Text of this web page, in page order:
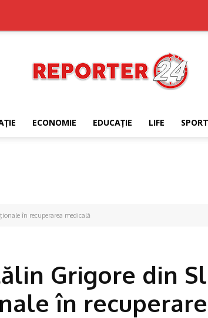
ECONOMIE EDUCAŢIE LIFE SPORT
în recuperarea medicală
Grigore din
în